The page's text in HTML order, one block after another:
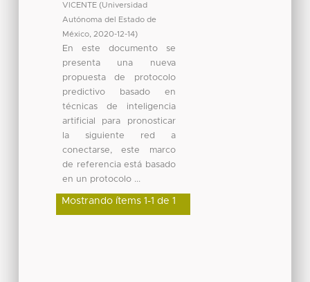
VICENTE (Universidad
Autónoma del Estado de
México, 2020-12-14)
En este documento se
presenta una nueva
propuesta de protocolo
predictivo basado en
técnicas de inteligencia
artificial para pronosticar
la siguiente red a
conectarse, este marco
de referencia está basado
en un protocolo ...
Mostrando ítems 1-1 de 1